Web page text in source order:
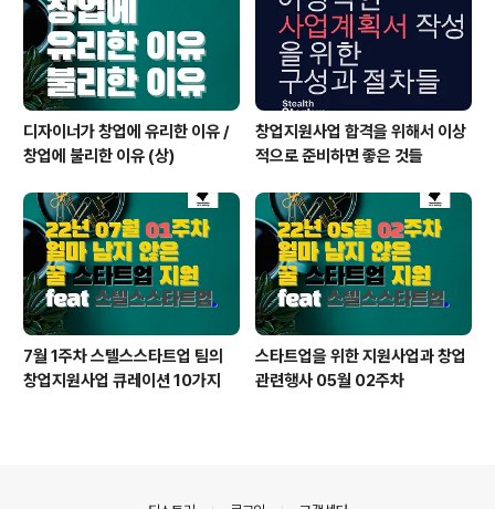
디자이너가 창업에 유리한 이유 /
창업에 불리한 이유 (상)
창업지원사업 합격을 위해서 이상
적으로 준비하면 좋은 것들
7월 1주차 스텔스스타트업 팀의
창업지원사업 큐레이션 10가지
스타트업을 위한 지원사업과 창업
관련행사 05월 02주차